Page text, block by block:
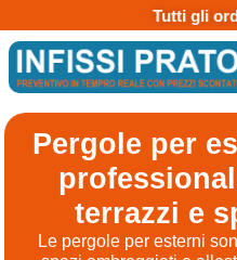
Tutti gli
Pergole per
terrazzi e
Le pergole per esterni